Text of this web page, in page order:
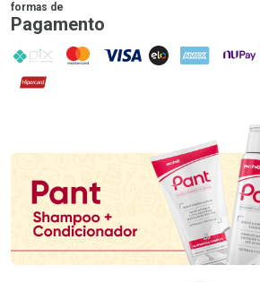
formas de
Pagamento
PIX MasterCard
VISA ELO AMEX NuPay
Hipercard